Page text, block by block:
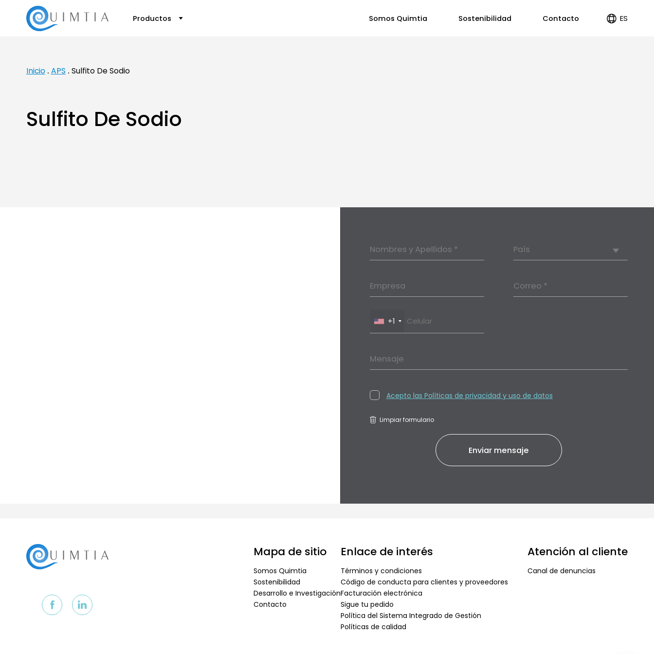
Productos Somos Quimtia Sostenibilidad Contacto ES
Inicio
APS Sulfito De Sodio
Sulfito De Sodio
Nombres y Apellidos * País
Empresa Correo *
+1
Mensaje
Acepto las Políticas de privacidad y uso de datos
Limpiar formulario
Mapa de sitio
Somos Quimtia
Sostenibilidad
Desarrollo e Investigación
Contacto
Enlace de interés
Términos y condiciones
Código de conducta para clientes y proveedores
Facturación electrónica
Sigue tu pedido
Política del Sistema Integrado de Gestión
Políticas de calidad
Atención al cliente
Canal de denuncias